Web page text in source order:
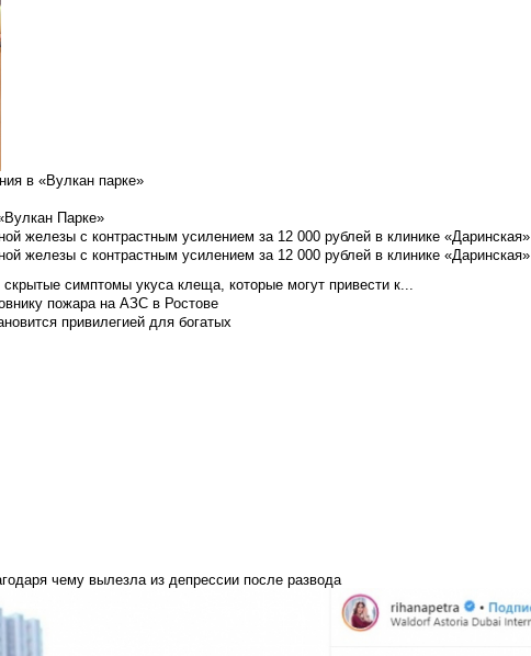
в «Вулкан парке»
Парке»
железы с контрастным усилением за 12 000 рублей в клинике «Даринская»
железы с контрастным усилением за 12 000 рублей в клинике «Даринская»
симптомы укуса клеща, которые могут привести к...
пожара на АЗС в Ростове
привилегией для богатых
чему вылезла из депрессии после развода